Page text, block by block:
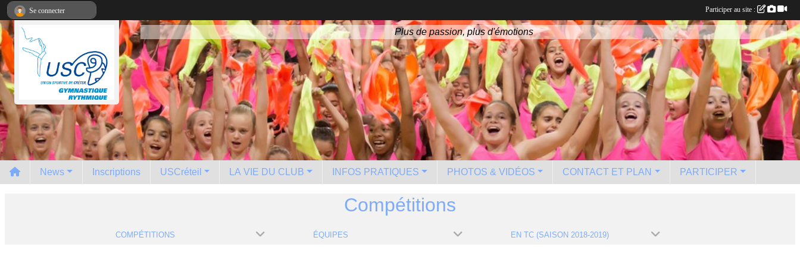
Plus de passion, plus d'émotions
News Inscriptions USCréteil LA VIE DU CLUB INFOS PRATIQUES PHOTOS & VIDÉOS CONTACT ET PLAN PARTICIPER
Compétitions
COMPÉTITIONS ÉQUIPES EN TC (SAISON 2018-2019)
Se connecter Participer au site :
Panneau de gestion des cookies